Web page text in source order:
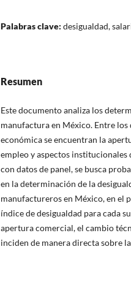
Palabras clave: desigualdad,
Resumen
Este documento analiza los
manufactura en México. Entre
económica se encuentran la
empleo y aspectos
con datos de panel, se busca
en la determinación de la
manufactureros en México, en el
índice de desigualdad para cada
apertura comercial, el cambio
inciden de manera directa sobre